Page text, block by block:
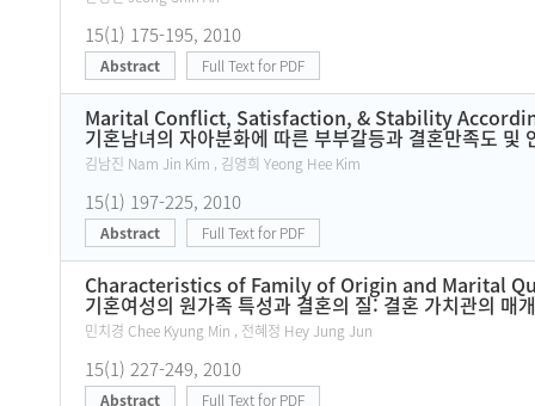
15(1) 175-195, 2010
Abstract Full Text for PDF
Marital Conflict, Satisfaction, & Stability
기혼남녀의 자아분화에 따른 부부갈등과 결혼만족도 및
김남진 Nam Jin Kim , 김영희 Yeong Hee Kim
15(1) 197-225, 2010
Abstract Full Text for PDF
Characteristics of Family of Origin and Marital
기혼여성의 원가족 특성과 결혼의 질: 결혼 가치관의 매
민치경 Chee Kyung Min , 전혜정 Hey Jung Jun
15(1) 227-249, 2010
Abstract Full Text for PDF